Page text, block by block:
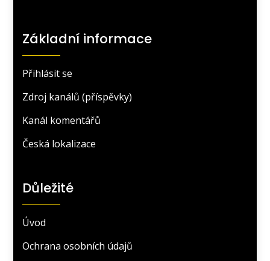
Základní informace
Přihlásit se
Zdroj kanálů (příspěvky)
Kanál komentářů
Česká lokalizace
Důležité
Úvod
Ochrana osobních údajů